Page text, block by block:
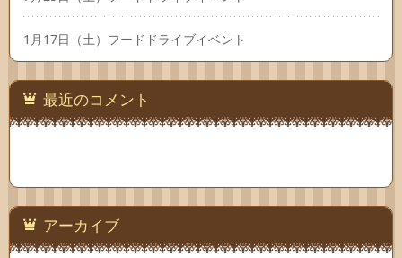
1月17日（土）フードドライブイベント
最近のコメント
アーカイブ